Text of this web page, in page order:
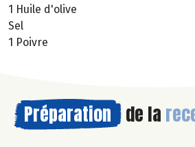
1 Huile d'olive
Sel
1 Poivre
Préparation de la